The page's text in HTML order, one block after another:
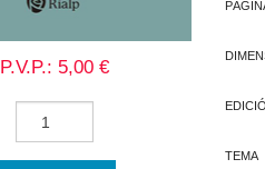
P.V.P.: 5,00 €
TEMA